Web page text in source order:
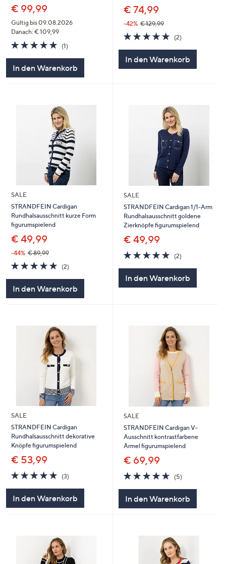
€ 99,99
Gültig bis 09.08.2026
Danach: € 109,99
5.0
von
(1)1
In den Warenkorb
€ 74,99
-42% € 129,99
5.0
von
(2)2
In den Warenkorb
SALE
STRANDFEIN Cardigan
Rundhalsausschnitt kurze Form
figurumspielend
€ 49,99
-44% € 89,99
5.0
von
(2)2
In den Warenkorb
SALE
STRANDFEIN Cardigan 1/1-Arm
Rundhalsausschnitt goldene
Zierknöpfe figurumspielend
€ 49,99
5.0
von
(2)2
In den Warenkorb
SALE
STRANDFEIN Cardigan
Rundhalsausschnitt dekorative
Knöpfe figurumspielend
€ 53,99
5.0
von
(3)3
In den Warenkorb
SALE
STRANDFEIN Cardigan V-
Ausschnitt kontrastfarbene
Ärmel figurumspielend
€ 69,99
4.6
von
(5)5
In den Warenkorb